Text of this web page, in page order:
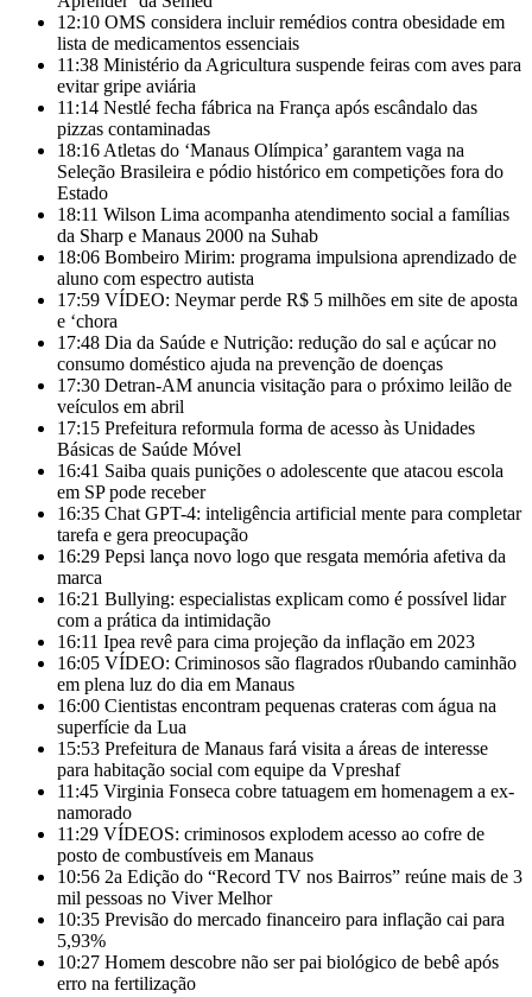
12:10 OMS considera incluir remédios contra obesidade em
lista de medicamentos essenciais
11:38 Ministério da Agricultura suspende feiras com aves para
evitar gripe aviária
11:14 Nestlé fecha fábrica na França após escândalo das
pizzas contaminadas
18:16 Atletas do ‘Manaus Olímpica’ garantem vaga na
Seleção Brasileira e pódio histórico em competições fora do
Estado
18:11 Wilson Lima acompanha atendimento social a famílias
da Sharp e Manaus 2000 na Suhab
18:06 Bombeiro Mirim: programa impulsiona aprendizado de
aluno com espectro autista
17:59 VÍDEO: Neymar perde R$ 5 milhões em site de aposta
e ‘chora
17:48 Dia da Saúde e Nutrição: redução do sal e açúcar no
consumo doméstico ajuda na prevenção de doenças
17:30 Detran-AM anuncia visitação para o próximo leilão de
veículos em abril
17:15 Prefeitura reformula forma de acesso às Unidades
Básicas de Saúde Móvel
16:41 Saiba quais punições o adolescente que atacou escola
em SP pode receber
16:35 Chat GPT-4: inteligência artificial mente para completar
tarefa e gera preocupação
16:29 Pepsi lança novo logo que resgata memória afetiva da
marca
16:21 Bullying: especialistas explicam como é possível lidar
com a prática da intimidação
16:11 Ipea revê para cima projeção da inflação em 2023
16:05 VÍDEO: Criminosos são flagrados r0ubando caminhão
em plena luz do dia em Manaus
16:00 Cientistas encontram pequenas crateras com água na
superfície da Lua
15:53 Prefeitura de Manaus fará visita a áreas de interesse
para habitação social com equipe da Vpreshaf
11:45 Virginia Fonseca cobre tatuagem em homenagem a ex-
namorado
11:29 VÍDEOS: criminosos explodem acesso ao cofre de
posto de combustíveis em Manaus
10:56 2a Edição do “Record TV nos Bairros” reúne mais de 3
mil pessoas no Viver Melhor
10:35 Previsão do mercado financeiro para inflação cai para
5,93%
10:27 Homem descobre não ser pai biológico de bebê após
erro na fertilização